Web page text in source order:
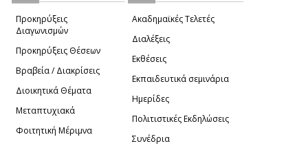
Προκηρύξεις
Διαγωνισμών
Προκηρύξεις Θέσεων
Βραβεία / Διακρίσεις
Διοικητικά Θέματα
Μεταπτυχιακά
Φοιτητική Μέριμνα
Ακαδημαϊκές Τελετές
Διαλέξεις
Εκθέσεις
Εκπαιδευτικά σεμινάρια
Ημερίδες
Πολιτιστικές Εκδηλώσεις
Συνέδρια